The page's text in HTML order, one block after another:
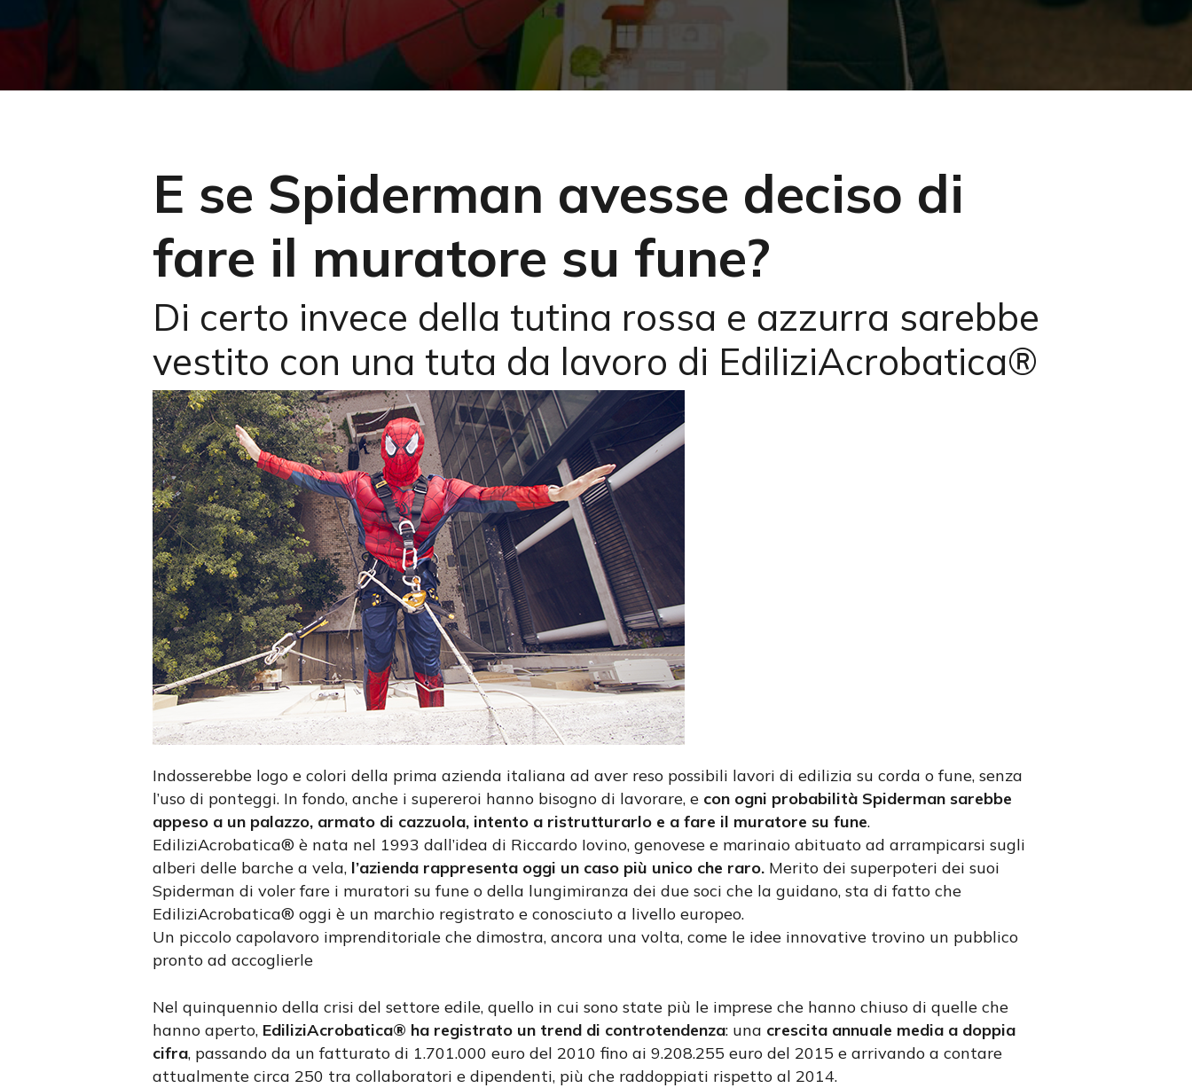
Premi invio per cercare oppure ESC per uscire
E se Spiderman avesse deciso di
fare il muratore su fune?
Di certo invece della tutina rossa e azzurra sarebbe
vestito con una tuta da lavoro di EdiliziAcrobatica®
Indosserebbe logo e colori della prima azienda italiana ad aver reso possibili lavori di edilizia su corda o fune, senza
l’uso di ponteggi. In fondo, anche i supereroi hanno bisogno di lavorare, e con ogni probabilità Spiderman sarebbe
appeso a un palazzo, armato di cazzuola, intento a ristrutturarlo e a fare il muratore su fune.
EdiliziAcrobatica® è nata nel 1993 dall’idea di Riccardo Iovino, genovese e marinaio abituato ad arrampicarsi sugli
alberi delle barche a vela, l’azienda rappresenta oggi un caso più unico che raro. Merito dei superpoteri dei suoi
Spiderman di voler fare i muratori su fune o della lungimiranza dei due soci che la guidano, sta di fatto che
EdiliziAcrobatica® oggi è un marchio registrato e conosciuto a livello europeo.
Un piccolo capolavoro imprenditoriale che dimostra, ancora una volta, come le idee innovative trovino un pubblico
pronto ad accoglierle
Nel quinquennio della crisi del settore edile, quello in cui sono state più le imprese che hanno chiuso di quelle che
hanno aperto, EdiliziAcrobatica® ha registrato un trend di controtendenza: una crescita annuale media a doppia
cifra, passando da un fatturato di 1.701.000 euro del 2010 fino ai 9.208.255 euro del 2015 e arrivando a contare
attualmente circa 250 tra collaboratori e dipendenti, più che raddoppiati rispetto al 2014.